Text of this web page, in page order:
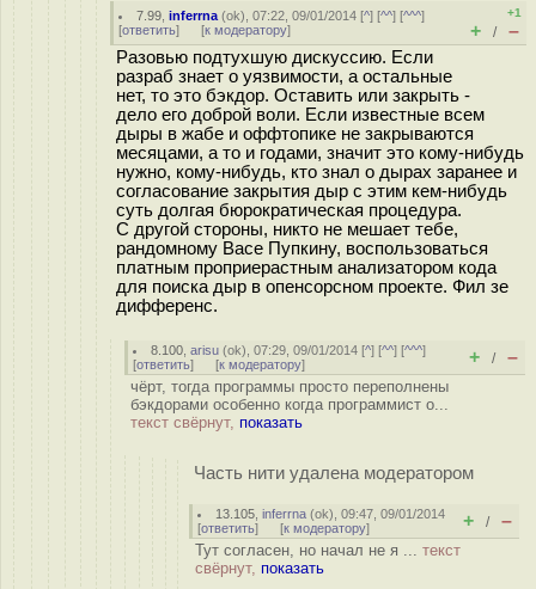
7.99 ,inferrna (ok), 07:22, 09/01/2014 [^] [^^] [^^^]
[ответить] [к модератору]
+1
+ / –
Разовью подтухшую дискуссию. Если
разраб знает о уязвимости, а остальные
нет, то это бэкдор. Оставить или закрыть -
дело его доброй воли. Если известные всем
дыры в жабе и оффтопике не закрываются
месяцами, а то и годами, значит это кому-нибудь
нужно, кому-нибудь, кто знал о дырах заранее и
согласование закрытия дыр с этим кем-нибудь
суть долгая бюрократическая процедура.
С другой стороны, никто не мешает тебе,
рандомному Васе Пупкину, воспользоваться
платным проприерастным анализатором кода
для поиска дыр в опенсорсном проекте. Фил зе
дифференс.
8.100 ,arisu (ok), 07:29, 09/01/2014 [^] [^^] [^^^]
[ответить] [к модератору] + / –
чёрт, тогда программы просто переполнены
бэкдорами особенно когда программист о...
текст свёрнут, показать
Часть нити удалена модератором
13.105 ,inferrna (ok), 09:47, 09/01/2014
[ответить] [к модератору] + / –
Тут согласен, но начал не я ... текст
свёрнут, показать